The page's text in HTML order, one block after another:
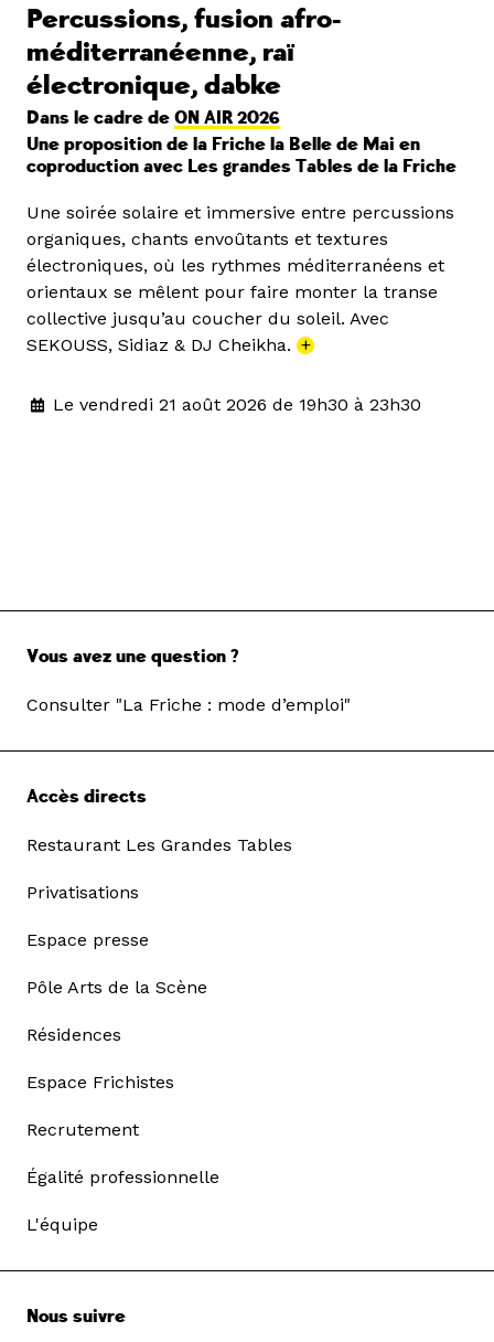
Percussions, fusion afro-
méditerranéenne, raï
électronique, dabke
Dans le cadre de ON AIR 2026
Une proposition de la Friche la Belle de Mai en
coproduction avec Les grandes Tables de la Friche
Une soirée solaire et immersive entre percussions
organiques, chants envoûtants et textures
électroniques, où les rythmes méditerranéens et
orientaux se mêlent pour faire monter la transe
collective jusqu’au coucher du soleil. Avec
SEKOUSS, Sidiaz & DJ Cheikha. +
Le vendredi 21 août 2026 de 19h30 à 23h30
Vous avez une question ?
Consulter "La Friche : mode d’emploi"
Accès directs
Restaurant Les Grandes Tables
Privatisations
Espace presse
Pôle Arts de la Scène
Résidences
Espace Frichistes
Recrutement
Égalité professionnelle
L'équipe
Nous suivre